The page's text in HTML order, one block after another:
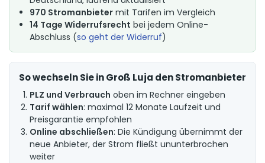
970 Stromanbieter mit Tarifen im Vergleich
14 Tage Widerrufsrecht bei jedem Online-
Abschluss (so geht der Widerruf)
So wechseln Sie in Groß Luja den Stromanbieter
PLZ und Verbrauch oben im Rechner eingeben
Tarif wählen: maximal 12 Monate Laufzeit und
Preisgarantie empfohlen
Online abschließen: Die Kündigung übernimmt der
neue Anbieter, der Strom fließt ununterbrochen
weiter